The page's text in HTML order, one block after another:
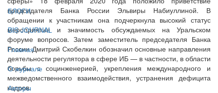
БЛОГИ
BIS JOURNAL
Главная
О журнале
Авторы
председателя Банка России Эльвиры Набиуллиной. В
обращении к участникам она подчеркнула высокий статус
мероприятия и значимость обсуждаемых на Уральском
форуме вопросов. Затем заместитель председателя Банка
России Дмитрий Скобелкин обозначил основные направления
деятельности регулятора в сфере ИБ — в частности, в области
борьбы с социнженерией, укрепления международного и
межведомственного взаимодействия, устранения дефицита
кадров.